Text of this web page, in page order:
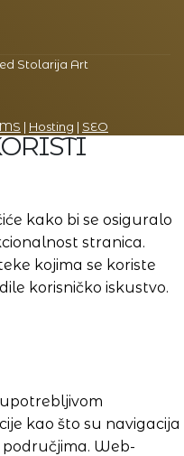
Stolarija Art
| Hosting | SEO
kako bi se osiguralo
stranica.
kojima se koriste
korisničko iskustvo.
kao što su navigacija
Web-